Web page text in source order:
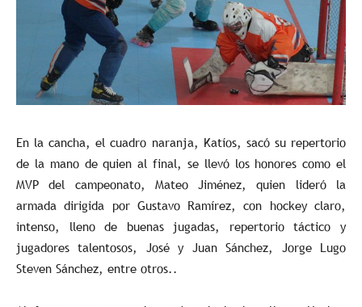
En la cancha, el cuadro naranja, Katíos, sacó su repertorio
de la mano de quien al final, se llevó los honores como el
MVP del campeonato, Mateo Jiménez, quien lideró la
armada dirigida por Gustavo Ramírez, con hockey claro,
intenso, lleno de buenas jugadas, repertorio táctico y
jugadores talentosos, José y Juan Sánchez, Jorge Lugo
Steven Sánchez, entre otros..